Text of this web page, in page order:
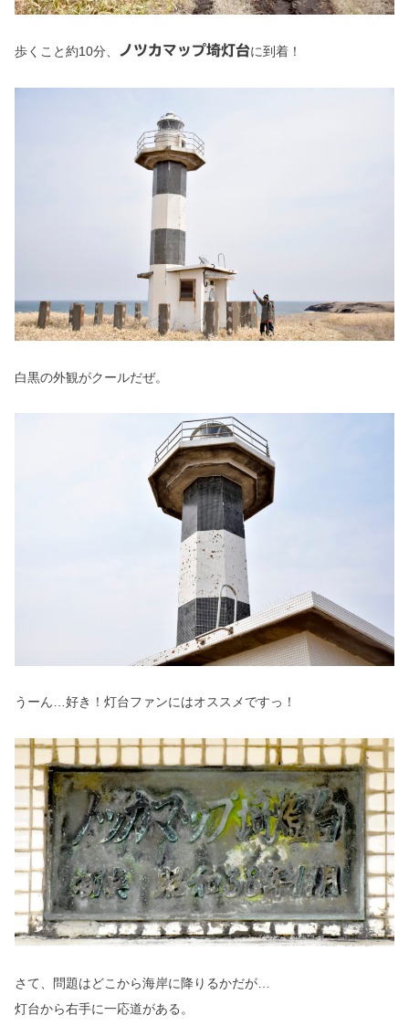
歩くこと約10分、 ノツカマップ埼灯台に到着！
白黒の外観がクールだぜ。
うーん…好き！灯台ファンにはオススメですっ！
さて、問題はどこから海岸に降りるかだが…
灯台から右手に一応道がある。